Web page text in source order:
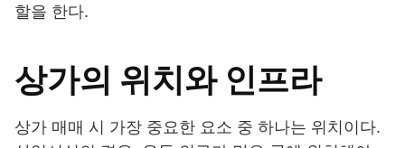
할을 한다.
상가의 위치와 인프라
상가 매매 시 가장 중요한 요소 중 하나는 위치이다.